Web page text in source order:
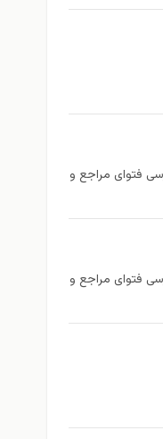
فتوای مراجع و
فتوای مراجع و